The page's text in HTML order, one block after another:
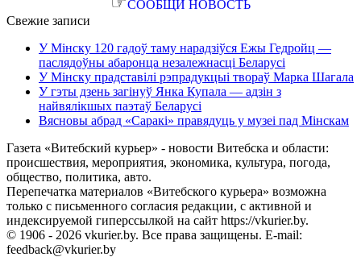
СООБЩИ НОВОСТЬ
Свежие записи
У Мінску 120 гадоў таму нарадзіўся Ежы Гедройц —
паслядоўны абаронца незалежнасці Беларусі
У Мінску прадставілі рэпрадукцыі твораў Марка Шагала
У гэты дзень загінуў Янка Купала — адзін з
найвялікшых паэтаў Беларусі
Вясновы абрад «Саракі» правядуць у музеі пад Мінскам
Газета «Витебский курьер» - новости Витебска и области:
происшествия, мероприятия, экономика, культура, погода,
общество, политика, авто.
Перепечатка материалов «Витебского курьера» возможна
только с письменного согласия редакции, с активной и
индексируемой гиперссылкой на сайт https://vkurier.by.
© 1906 - 2026 vkurier.by. Все права защищены. E-mail:
feedback@vkurier.by